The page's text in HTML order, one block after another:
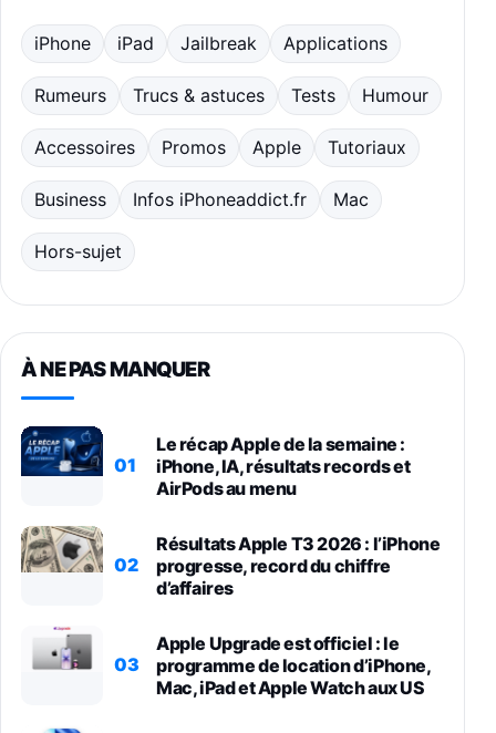
iPhone iPad Jailbreak Applications
Rumeurs Trucs & astuces Tests Humour
Accessoires Promos Apple Tutoriaux
Business Infos iPhoneaddict.fr Mac
Hors-sujet
À NE PAS MANQUER
01
Le récap Apple de la semaine :
iPhone, IA, résultats records et
AirPods au menu
02
Résultats Apple T3 2026 : l’iPhone
progresse, record du chiffre
d’affaires
03
Apple Upgrade est officiel : le
programme de location d’iPhone,
Mac, iPad et Apple Watch aux US